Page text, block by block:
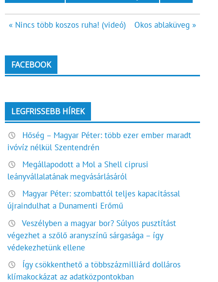
Bejegyzés
« Nincs több koszos ruha! (videó) Okos ablaküveg »
FACEBOOK
LEGFRISSEBB HÍREK
Hőség – Magyar Péter: több ezer ember maradt
ivóvíz nélkül Szentendrén
Megállapodott a Mol a Shell ciprusi
leányvállalatának megvásárlásáról
Magyar Péter: szombattól teljes kapacitással
újraindulhat a Dunamenti Erőmű
Veszélyben a magyar bor? Súlyos pusztítást
végezhet a szőlő aranyszínű sárgasága – így
védekezhetünk ellene
Így csökkenthető a többszázmilliárd dolláros
klímakockázat az adatközpontokban